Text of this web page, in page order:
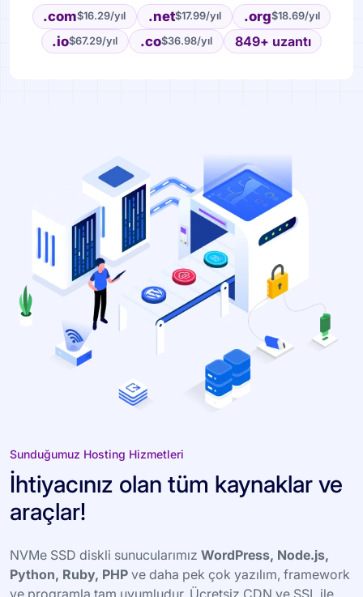
.com$16.29/yıl .net$17.99/yıl .org$18.69/yıl
.io$67.29/yıl .co$36.98/yıl 849+ uzantı
Sunduğumuz Hosting Hizmetleri
İhtiyacınız olan tüm kaynaklar ve
araçlar!
NVMe SSD diskli sunucularımız WordPress, Node.js,
Python, Ruby, PHP ve daha pek çok yazılım, framework
ve programla tam uyumludur. Ücretsiz CDN ve SSL ile